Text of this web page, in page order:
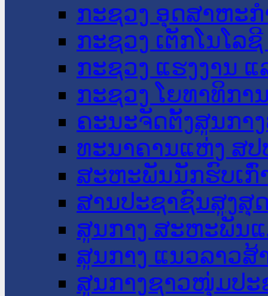
ກະຊວງ ອຸດສາຫະ
ກະຊວງ ເຕັກໂນໂລ
ກະຊວງ ແຮງງານ
ກະຊວງ ໂຍທາທິກາ
ຄະນະຈັດຕັ້ງສູນກາ
ທະນາຄານແຫ່ງ ສປ
ສະຫະພັນນັກຮົບເກົ່
ສານປະຊາຊົນສູງສຸ
ສູນກາງ ສະຫະພັນ
ສູນກາງ ແນວລາວສ້
ສູນກາງຊາວໜຸ່ມປະ